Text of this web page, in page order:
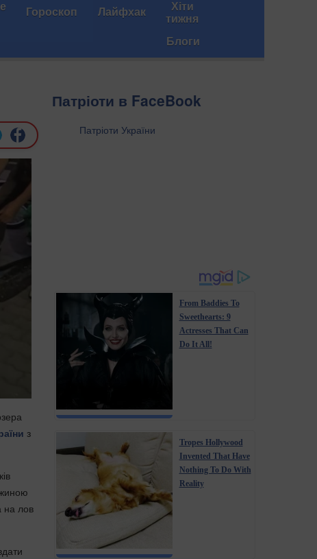
Гороскоп Лайфхак Хіти
тижня
Блоги
з
на лов
Патріоти в FaceBook
Патріоти України
From Baddies To
Sweethearts: 9
Actresses That Can
Do It All!
Tropes Hollywood
Invented That Have
Nothing To Do With
Reality